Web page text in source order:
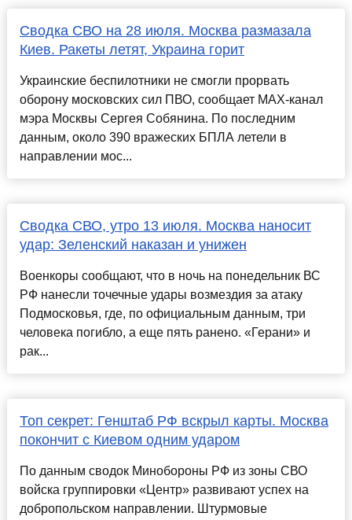
Сводка СВО на 28 июля. Москва размазала
Киев. Ракеты летят, Украина горит
Украинские беспилотники не смогли прорвать
оборону московских сил ПВО, сообщает MAX-канал
мэра Москвы Сергея Собянина. По последним
данным, около 390 вражеских БПЛА летели в
направлении мос...
Сводка СВО, утро 13 июля. Москва наносит
удар: Зеленский наказан и унижен
Военкоры сообщают, что в ночь на понедельник ВС
РФ нанесли точечные удары возмездия за атаку
Подмосковья, где, по официальным данным, три
человека погибло, а еще пять ранено. «Герани» и
рак...
Топ секрет: Генштаб РФ вскрыл карты. Москва
покончит с Киевом одним ударом
По данным сводок Минобороны РФ из зоны СВО
войска группировки «Центр» развивают успех на
добропольском направлении. Штурмовые